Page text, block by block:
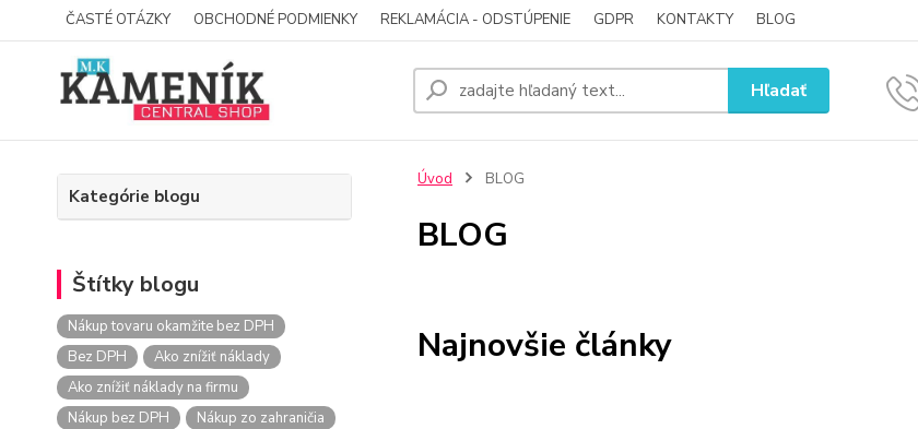
ČASTÉ OTÁZKY OBCHODNÉ PODMIENKY REKLAMÁCIA - ODSTÚPENIE GDPR KONTAKTY BLOG
Hľadať
Kategórie blogu
Štítky blogu
Nákup tovaru okamžite bez DPH
Bez DPH
Ako znížiť náklady
Ako znížiť náklady na firmu
Nákup bez DPH
Nákup zo zahraničia
Úvod BLOG
BLOG
Najnovšie články